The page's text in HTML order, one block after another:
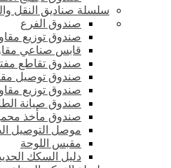
سلسلة صناديق النقل
صندوق الفرع
صندوق توزيع
قابس صناعي
صندوق تقاطع
صندوق توصيل
صندوق توزيع
صندوق صيانة
صندوق مأخذ
موصل التوصيل
مقبس اللوحة
دليل السكك